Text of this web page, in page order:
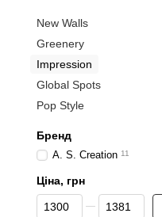
New Walls
Greenery
Impression
Global Spots
Pop Style
Бренд
A. S. Creation 11
Ціна, грн
От Ціна, грн
До Ціна, грн